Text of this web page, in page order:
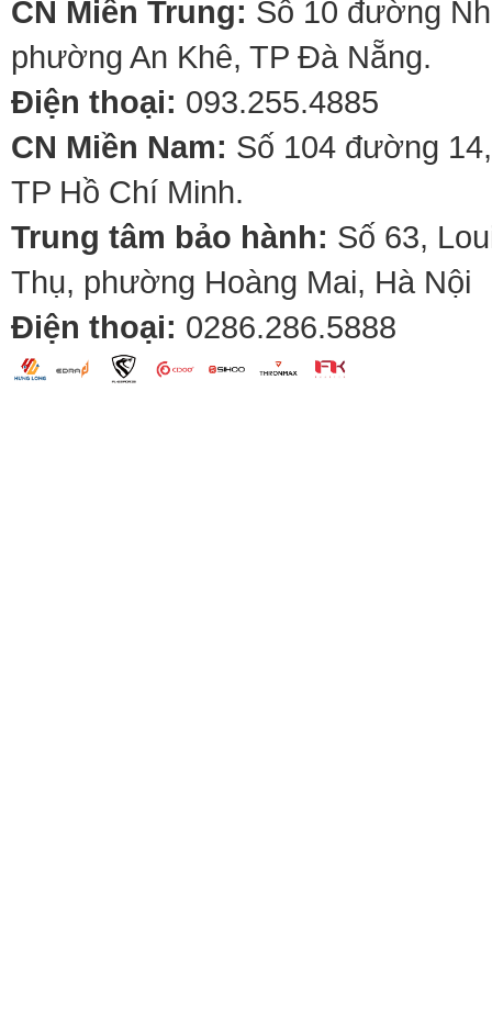
CN Miền Trung: Số 10 đường
phường An Khê, TP Đà Nẵng.
Điện thoại: 093.255.4885
CN Miền Nam: Số 104 đường
TP Hồ Chí Minh.
Trung tâm bảo hành: Số 63,
Thụ, phường Hoàng Mai, Hà Nội
Điện thoại: 0286.286.5888